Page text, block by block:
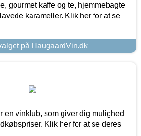
gourmet kaffe og te, hjemmebagte
karameller. Klik her for at se
på HaugaardVin.dk
en vinklub, som giver dig mulighed
Klik her for at se deres